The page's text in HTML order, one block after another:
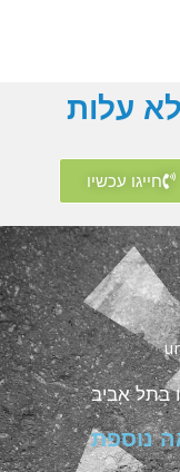
עלות
חייגו עכשיו
בתל אביב
נוספת